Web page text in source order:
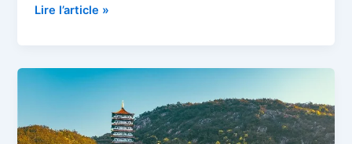
Lire l’article »
China
K1